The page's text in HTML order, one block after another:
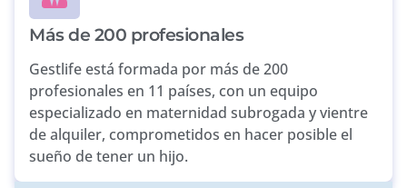
Más de 200 profesionales
Gestlife está formada por más de 200
profesionales en 11 países, con un equipo
especializado en maternidad subrogada y vientre
de alquiler, comprometidos en hacer posible el
sueño de tener un hijo.